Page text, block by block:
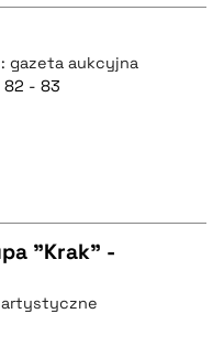
gazeta aukcyjna
82 - 83
"Krak" -
artystyczne